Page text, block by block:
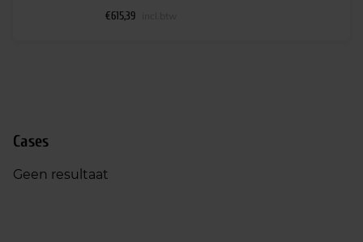
€615,39
Cases
Geen resultaat